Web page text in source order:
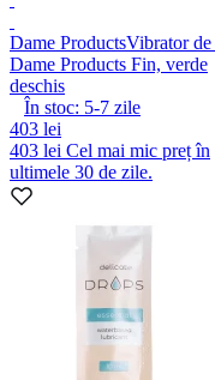
Dame ProductsVibrator de
Dame Products Fin, verde
deschis
În stoc: 5-7 zile
403 lei
403 lei Cel mai mic preț în
ultimele 30 de zile.